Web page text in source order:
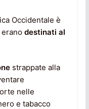
Occidentale è
destinati al
strappate alla
nelle
e tabacco